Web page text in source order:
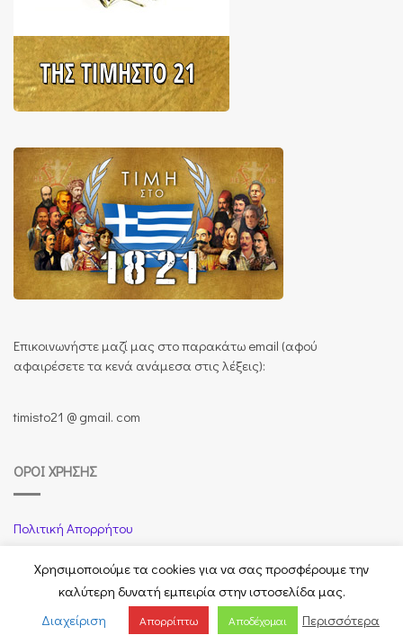
Επικοινωνήστε μαζί μας στο παρακάτω email (αφού
αφαιρέσετε τα κενά ανάμεσα στις λέξεις):
timisto21 @ gmail. com
ΌΡΟΙ ΧΡΉΣΗΣ
Πολιτική Απορρήτου
timisto1821.gr - 2020 -2024 © All rights reserved -
Designed by :
Anasazi-Webart
Χρησιμοποιούμε τα cookies για να σας προσφέρουμε την
καλύτερη δυνατή εμπειρία στην ιστοσελίδα μας.
Διαχείριση
Απορρίπτω Αποδέχομαι Περισσότερα